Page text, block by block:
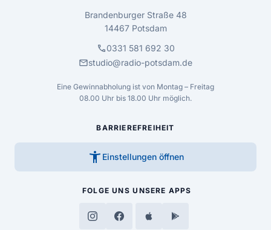
Brandenburger Straße 48
14467 Potsdam
call0331 581 692 30
mailstudio@radio-potsdam.de
Eine Gewinnabholung ist von Montag – Freitag
08.00 Uhr bis 18.00 Uhr möglich.
BARRIEREFREIHEIT
accessibility_new Einstellungen öffnen
FOLGE UNS UNSERE APPS